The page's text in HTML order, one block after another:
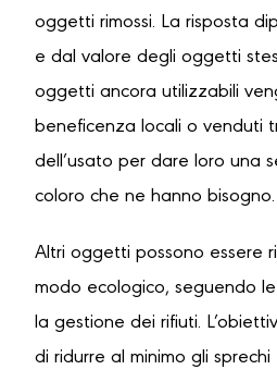
oggetti rimossi. La risposta
e dal valore degli oggetti
oggetti ancora utilizzabili
beneficenza locali o venduti
dell’usato per dare loro una
coloro che ne hanno bisogno.
Altri oggetti possono essere
modo ecologico, seguendo
la gestione dei rifiuti.
di ridurre al minimo gli sprechi